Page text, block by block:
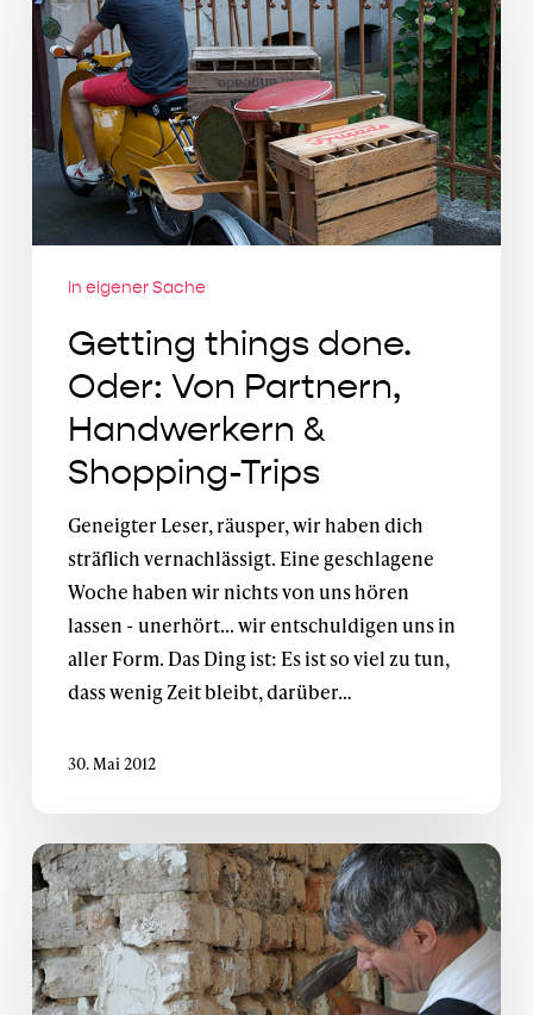
done.
Oder:
Von
Partnern,
Handwerkern
&
Shopping-
Trips
In eigener Sache
Getting things done.
Oder: Von Partnern,
Handwerkern &
Shopping-Trips
Geneigter Leser, räusper, wir haben dich
sträflich vernachlässigt. Eine geschlagene
Woche haben wir nichts von uns hören
lassen - unerhört... wir entschuldigen uns in
aller Form. Das Ding ist: Es ist so viel zu tun,
dass wenig Zeit bleibt, darüber…
30. Mai 2012
Stahlbürste
statt
Excel:
Wir
wirbeln